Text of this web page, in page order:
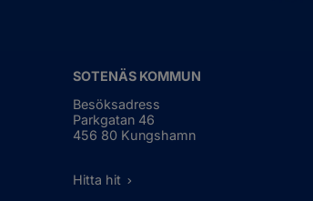
SOTENÄS KOMMUN
Besöksadress
Parkgatan 46
456 80 Kungshamn
Hitta hit